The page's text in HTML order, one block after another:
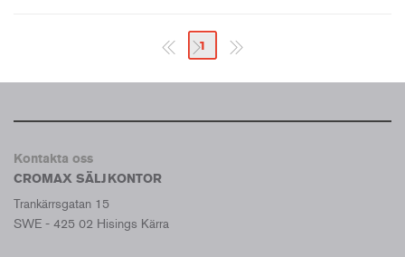
1
Kontakta oss
CROMAX SÄLJKONTOR
Trankärrsgatan 15
SWE - 425 02 Hisings Kärra